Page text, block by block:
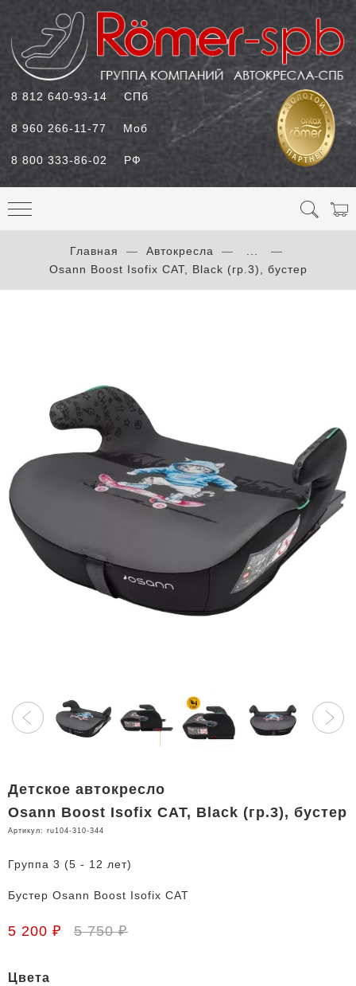
8 812 640-93-14 СПб
8 960 266-11-77 Моб
8 800 333-86-02 РФ
Главная Автокресла
Osann Boost Isofix CAT, Black (гр.3), бустер
Детское автокресло
Osann Boost Isofix CAT, Black (гр.3), бустер
Артикул: ru104-310-344
Группа 3 (5 - 12 лет)
Бустер Osann Boost Isofix CAT
5 200 ₽ 5 750 ₽
Цвета